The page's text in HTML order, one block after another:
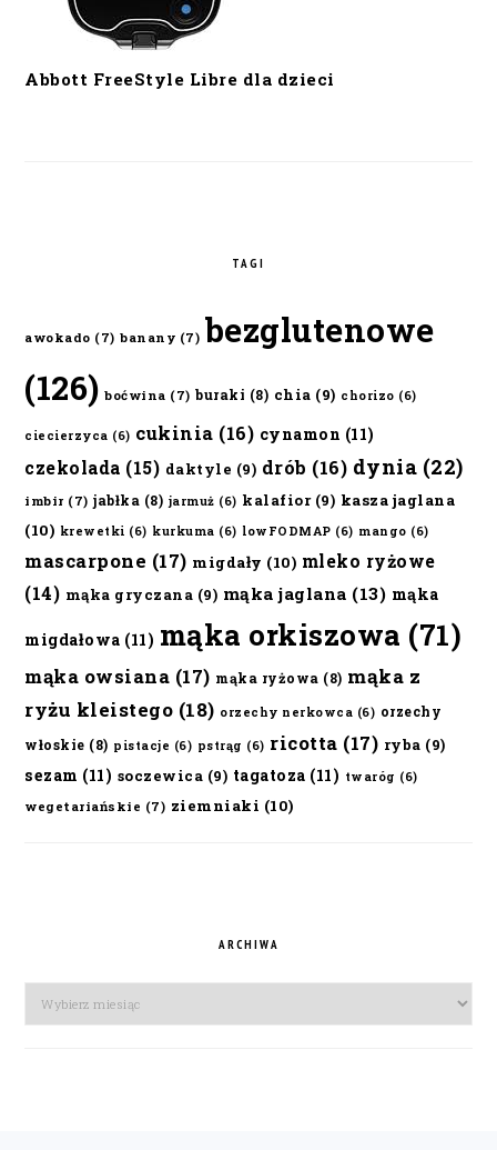
Abbott FreeStyle Libre dla dzieci
TAGI
awokado (7) banany (7) bezglutenowe
(126) boćwina (7) buraki (8) chia (9) chorizo (6)
ciecierzyca (6) cukinia (16) cynamon (11)
czekolada (15) daktyle (9) drób (16) dynia (22)
imbir (7) jabłka (8) jarmuż (6) kalafior(9) kasza jaglana
(10) krewetki (6) kurkuma (6) lowFODMAP (6) mango (6)
mascarpone (17) migdały (10) mleko ryżowe
(14) mąka gryczana (9) mąka jaglana (13) mąka
migdałowa (11) mąka orkiszowa (71)
mąka owsiana (17) mąka ryżowa (8) mąka z
ryżu kleistego (18) orzechy nerkowca (6) orzechy
włoskie (8) pistacje (6) pstrąg (6) ricotta (17) ryba (9)
sezam (11) soczewica (9) tagatoza (11) twaróg (6)
wegetariańskie (7) ziemniaki (10)
ARCHIWA
Archiwa